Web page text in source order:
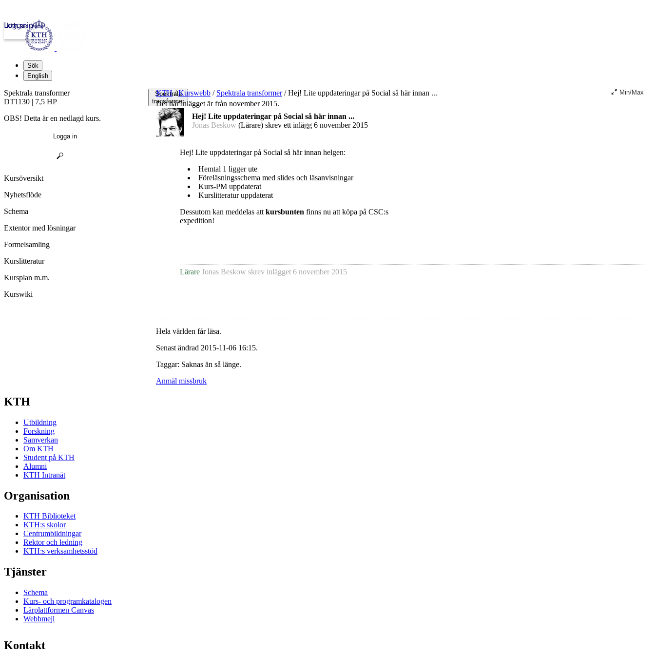
kth.se
Logga in
Sök
English
Spektrala
transformer
KTH / Kurswebb / Spektrala transformer /Hej! Lite uppdateringar på Social så här innan ... Min/Max
Det här inlägget är från november 2015.
Hej! Lite uppdateringar på Social så här innan ...
Jonas Beskow (Lärare) skrev ett inlägg 6 november 2015
Hej! Lite uppdateringar på Social så här innan helgen:
Hemtal 1 ligger ute
Föreläsningsschema med slides och läsanvisningar
Kurs-PM uppdaterat
Kurslitteratur uppdaterat
Dessutom kan meddelas att kursbunten finns nu att köpa på CSC:s
expedition!
Lärare Jonas Beskow skrev inlägget 6 november 2015
Hela världen får läsa.
Senast ändrad 2015-11-06 16:15.
Taggar: Saknas än så länge.
Anmäl missbruk
Spektrala transformer
DT1130 | 7,5 HP
OBS! Detta är en nedlagd kurs.
Logga in
Kursöversikt
Nyhetsflöde
Schema
Extentor med lösningar
Formelsamling
Kurslitteratur
Kursplan m.m.
Kurswiki
KTH
Utbildning
Forskning
Samverkan
Om KTH
Student på KTH
Alumni
KTH Intranät
Organisation
KTH Biblioteket
KTH:s skolor
Centrumbildningar
Rektor och ledning
KTH:s verksamhetsstöd
Tjänster
Schema
Kurs- och programkatalogen
Lärplattformen Canvas
Webbmejl
Kontakt